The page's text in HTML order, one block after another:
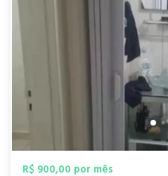
R$ 900,00 por mês